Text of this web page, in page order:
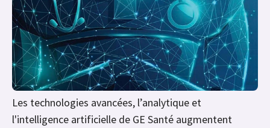
Les technologies avancées, l’analytique et
l'intelligence artificielle de GE Santé augmentent